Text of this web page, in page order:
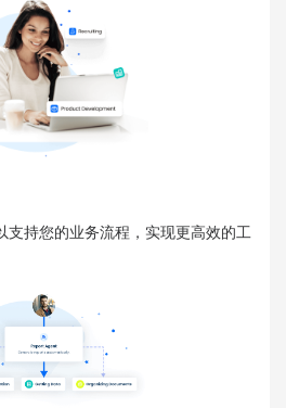
支持您的业务流程，实现更高效的工